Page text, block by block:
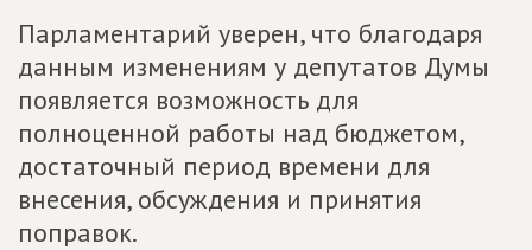
Парламентарий уверен, что благодаря
данным изменениям у депутатов Думы
появляется возможность для
полноценной работы над бюджетом,
достаточный период времени для
внесения, обсуждения и принятия
поправок.